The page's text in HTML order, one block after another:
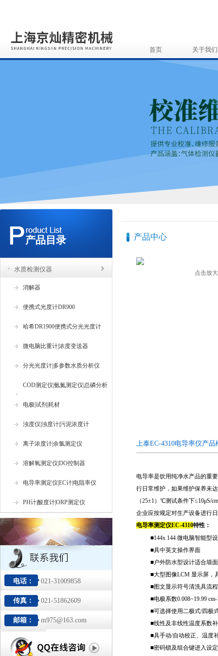
首页 关于我们
产品目录
水质检测仪器
消解器
便携式光度计DR900
哈希DR1900便携式分光光度计
微电脑比重计|浓度变送器
分光光度计|多参数水质分析仪
COD测定仪|氨氮测定仪|总磷分析
仪
电极|试剂|耗材
浊度仪|浊度计|污泥浓度计
离子浓度计|余氯测定仪
溶解氧测定仪|DO控制器
电导率测定仪|EC计|电阻率仪
PH计|酸度计|ORP测定仪
电话： 021-31009858
传真： 021-51862609
邮箱： m975@163.com
产品中心
点击放大
上泰EC-4310电导率仪产品
电导率是饮用纯净水产品的重
行日常维护，如果维护保养未
（25±1）℃测试条件下≤10μS/
企业应按规定对生产设备进行
电导率测定仪EC-4310特性：
■144x 144 微电脑智能型
■具中英文操作界面
■户外防水型设计适合墙
■大型图像LCM 显示屏，
■图文显示符号清洗具流
■电极系数0.008~19.99
■可选择使用二极式/四极
■线性及非线性温度系数
■具手动/自动校正、温度
■密码锁及组合键进入设